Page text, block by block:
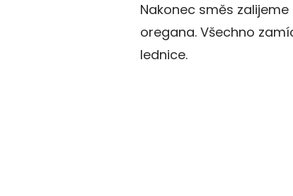
Nakonec směs
oregana. Všechno
lednice.